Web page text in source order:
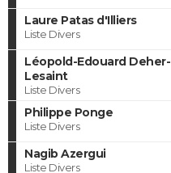
Laure Patas d'Illiers
Liste Divers
Léopold-Edouard Deher-
Lesaint
Liste Divers
Philippe Ponge
Liste Divers
Nagib Azergui
Liste Divers